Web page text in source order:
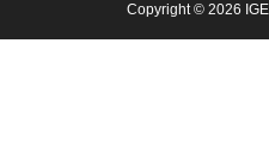
Copyright © 2026